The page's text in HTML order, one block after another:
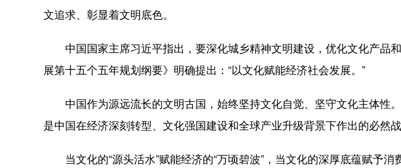
文追求、彰显着文明底色。
中国国家主席习近平指出，要深化城乡精神文明建设，优化文化产品
展第十五个五年规划纲要》明确提出：“以文化赋能经济社会发展。”
中国作为源远流长的文明古国，始终坚持文化自觉、坚守文化主体性
是中国在经济深刻转型、文化强国建设和全球产业升级背景下作出的必然战
当文化的“源头活水”赋能经济的“万顷碧波”，当文化的深厚底蕴赋予